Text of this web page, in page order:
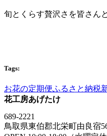
旬とくらす贅沢さを皆さん
Tags:
お花の定期便ふるさと納税
花工房あげたけ
689-2221
鳥取県東伯郡北栄町由良宿